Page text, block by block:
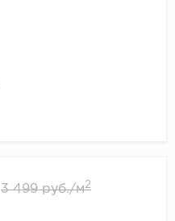
HC luxury flooring
3 499 руб./м2